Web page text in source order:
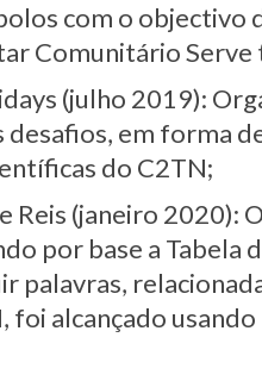
com o objectivo
Comunitário Serve
(julho 2019):
desafios, em forma
do C2TN;
Reis (janeiro 2020):
por base a Tabela
palavras,
foi alcançado